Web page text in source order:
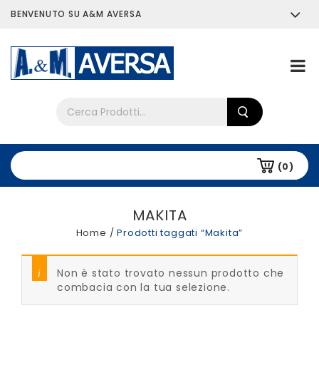
BENVENUTO SU A&M AVERSA
(0)
MAKITA
Home /Prodotti taggati “Makita”
Non è stato trovato nessun prodotto che
combacia con la tua selezione.